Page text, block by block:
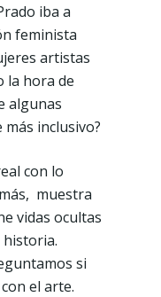
iba a
feminista
artistas
la hora de
algunas
inclusivo?
con lo
muestra
vidas ocultas
historia.
si
el arte.